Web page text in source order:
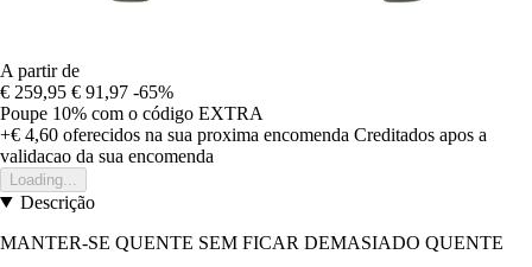
A partir de
€ 259,95 € 91,97 -65%
Poupe 10% com o código EXTRA
+€ 4,60 oferecidos na sua proxima encomenda Creditados apos a
validacao da sua encomenda
Loading...
Descrição
MANTER-SE QUENTE SEM FICAR DEMASIADO QUENTE